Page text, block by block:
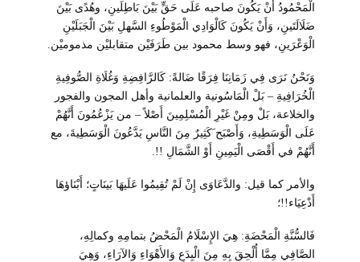
الْمَحْمُودُ أَنْ يَكُونَ صاحبه عَلَى حَقٍّ بَيْنَ بَاطِلَينِ، وهُدًى بَيْنَ
ضَلَالَتَينِ، وَأَنْ يَكُونَ كَالْوَادِي الْمَوْطُوءِ السَّهلِ بَيْنَ الْجَبَلَيْنِ
الْوَعْرَينِ، فهو وسط محمود بين طَرَفَيْن متقابليْن مذموميْن.
وَنَحْنُ نَرَى فِي زَمَانِنَا فِرَقًا ضَالةً: كَالرَّافِضِةِ وَغُلَاةِ الصُّوفِيةِ
الْخُرَافِيةِ – بَلْ الْمَاسُونية والعلمانية وأهل المجون والفجور
والخلاعة، بَلْ ومِنْ غَيْرِ الْمُسْلِمِينَ أَصْلاً – من يَزْعُمُونَ أَنَّهُمْ
عَلَى الْوَسَطِيةِ، وَأَصْبَح َكَثِيرٌ مِنَ النَّاسِ يَدَّعُونَ الْوَسَطِيةَ، مع
أَنَّهُمْ في أَقْصَى الْيَمِينِ أَوْ الشَّمَالِ !!.
والأمر كما قيل: والدَّعَاوَى إِنْ لَمْ تُقِيمُوا عَلَيهَا بَينَاتٍ؛ أَبْنَاؤهَا
أَدْعِيَاء!!؛
فَالسُّنَّةِ الْمَحْضَةِ: هِيَ الإِسْلَامُ الْمَحْضُ بتمامِهِ وكمالِهِ،
الصَّافِي مِمَّا أُلْحِقَ بِهِ مِنَ الْبِدَعِ وَالأَهْوَاءِ وَالآرَاءِ، وَهِيَ